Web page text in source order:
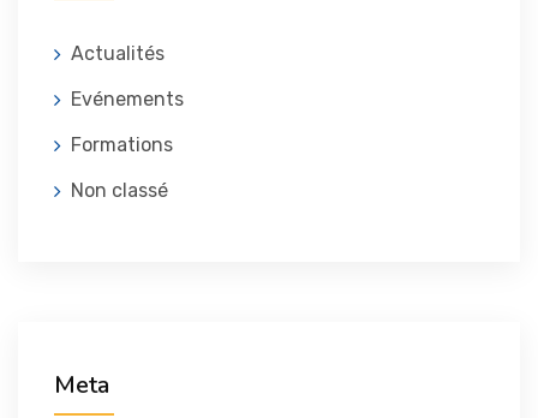
Actualités
Evénements
Formations
Non classé
Meta